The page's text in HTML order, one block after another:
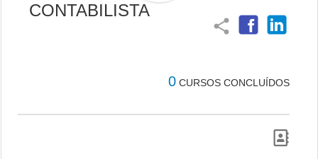
CONTABILISTA
share
0 CURSOS CONCLUÍDOS